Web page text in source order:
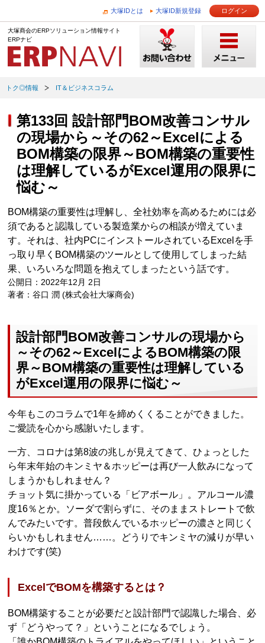
大塚IDとは 大塚ID新規登録 ログイン
大塚商会のERPソリューション情報サイト
ERPナビ
トク◎情報 IT＆ビジネスコラム
第133回 設計部門BOM改善コンサル
の現場から～その62～Excelによる
BOM構築の限界～BOM構築の重要性
は理解しているがExcel運用の限界に
悩む～
BOM構築の重要性は理解し、全社効率を高めるためには必
須であると認識している製造業からの相談が増えていま
す。それは、社内PCにインストールされているExcelを手
っ取り早くBOM構築のツールとして使用してしまった結
果、いろいろな問題を抱えてしまったという話です。
公開日：2022年12月 2日
著者：谷口 潤 (株式会社大塚商会)
設計部門BOM改善コンサルの現場から
～その62～ExcelによるBOM構築の限
界～BOM構築の重要性は理解している
がExcel運用の限界に悩む～
今年もこのコラムで1年を締めくくることができました。
ご愛読を心から感謝いたします。
一方、コロナは第8波の兆しが見えてきて、ひょっとした
ら年末年始のキンミヤ＆ホッピーは再び一人飲みになって
しまうかもしれません？
チョット気に掛かっている「ビアボール」。アルコール濃
度16％とか。ソーダで割らずに、そのままストレートで飲
んでみたいです。普段飲んでいるホッピーの濃さと同じく
らいかもしれません……。どうりでキンミヤの減りが早い
わけです(笑)
ExcelでBOMを構築するとは？
BOM構築することが必要だと設計部門で認識した場合、必
ず「どうやって？」ということになるでしょう。